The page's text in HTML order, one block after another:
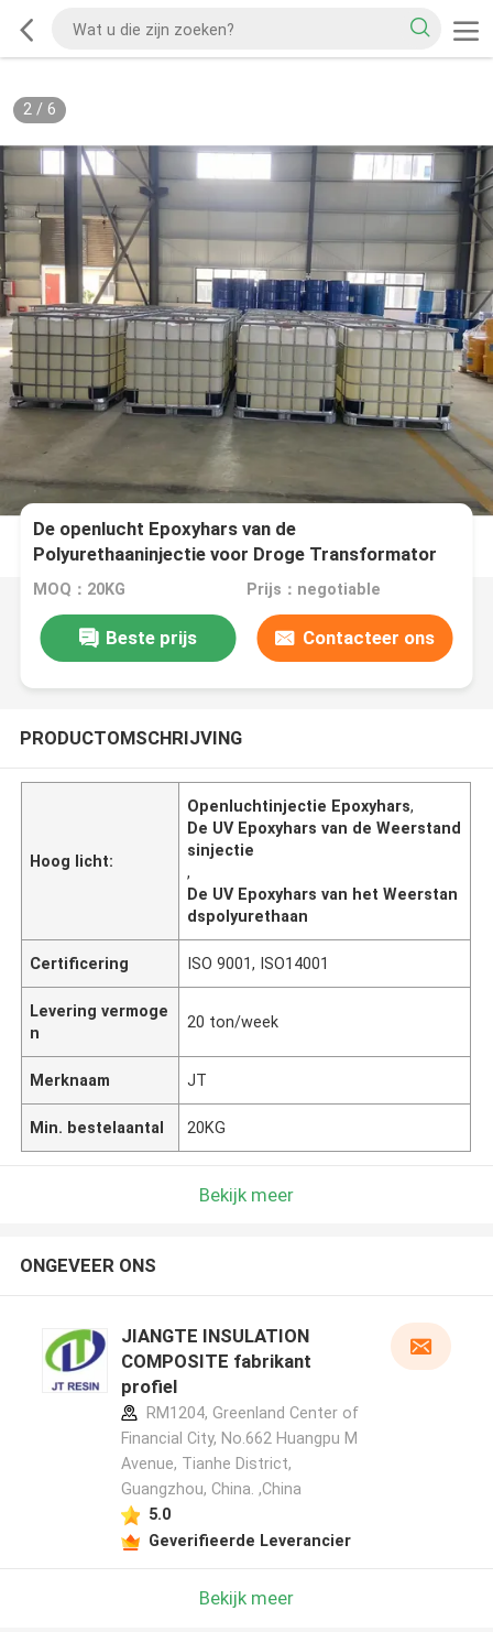
2/ 6
De openlucht Epoxyhars van de
Polyurethaaninjectie voor Droge Transformator
UVweerstand
MOQ：20KG Prijs：negotiable
Beste prijs Contacteer ons
PRODUCTOMSCHRIJVING
Hoog licht:
Openluchtinjectie Epoxyhars,
De UV Epoxyhars van de Weerstand
sinjectie
,
De UV Epoxyhars van het Weerstan
dspolyurethaan
Certificering ISO 9001, ISO14001
Levering vermoge
n
20 ton/week
Merknaam JT
Min. bestelaantal 20KG
Bekijk meer
ONGEVEER ONS
JIANGTE INSULATION
COMPOSITE fabrikant
profiel
RM1204, Greenland Center of
Financial City, No.662 Huangpu M
Avenue, Tianhe District,
Guangzhou, China. ,China
5.0
Geverifieerde Leverancier
Bekijk meer